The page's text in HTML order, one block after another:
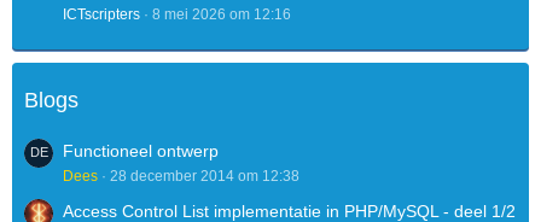
ICTscripters 8 mei 2026 om 12:16
Blogs
Functioneel ontwerp
Dees 28 december 2014 om 12:38
Access Control List implementatie in PHP/MySQL - deel 1/2